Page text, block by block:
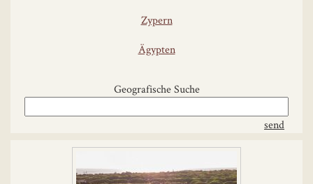
Zypern
Ägypten
Geografische Suche